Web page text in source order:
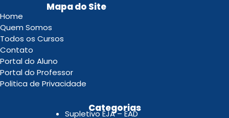
Mapa do Site
Home
Quem Somos
Todos os Cursos
Contato
Portal do Aluno
Portal do Professor
Politica de Privacidade
Categorias
Supletivo EJA – EAD